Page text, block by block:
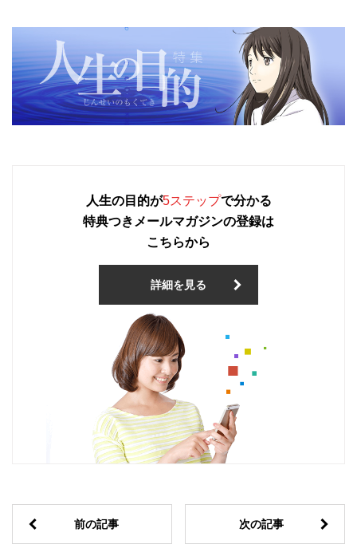
人生の目的が5ステップで分かる
特典つきメールマガジンの登録は
こちらから
詳細を見る
前の記事 次の記事